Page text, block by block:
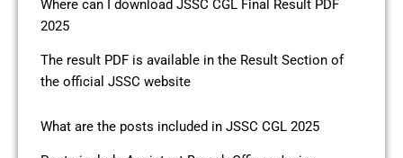
Where can I download JSSC CGL Final Result PDF
2025
The result PDF is available in the Result Section of
the official JSSC website
What are the posts included in JSSC CGL 2025